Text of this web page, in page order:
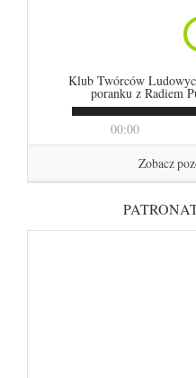
00:00
Klub Twórców
poranku z Radiem
Zobacz